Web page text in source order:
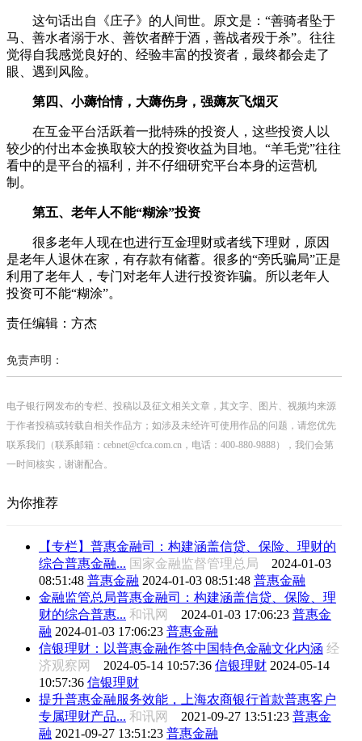
这句话出自《庄子》的人间世。原文是：“善骑者坠于
马、善水者溺于水、善饮者醉于酒，善战者殁于杀”。往往
觉得自我感觉良好的、经验丰富的投资者，最终都会走了
眼、遇到风险。
第四、小薅怡情，大薅伤身，强薅灰飞烟灭
在互金平台活跃着一批特殊的投资人，这些投资人以
较少的付出本金换取较大的投资收益为目地。“羊毛党”往往
看中的是平台的福利，并不仔细研究平台本身的运营机
制。
第五、老年人不能“糊涂”投资
很多老年人现在也进行互金理财或者线下理财，原因
是老年人退休在家，有存款有储蓄。很多的“旁氏骗局”正是
利用了老年人，专门对老年人进行投资诈骗。所以老年人
投资可不能“糊涂”。
责任编辑：方杰
免责声明：
电子银行网发布的专栏、投稿以及征文相关文章，其文字、图片、视频均来源
于作者投稿或转载自相关作品方；如涉及未经许可使用作品的问题，请您优先
联系我们（联系邮箱：cebnet@cfca.com.cn，电话：400-880-9888），我们会第
一时间核实，谢谢配合。
为你推荐
【专栏】普惠金融司：构建涵盖信贷、保险、理财的
综合普惠金融... 国家金融监督管理总局 2024-01-03
08:51:48 普惠金融 2024-01-03 08:51:48 普惠金融
金融监管总局普惠金融司：构建涵盖信贷、保险、理
财的综合普惠... 和讯网 2024-01-03 17:06:23 普惠金
融 2024-01-03 17:06:23 普惠金融
信银理财：以普惠金融作答中国特色金融文化内涵 经
济观察网 2024-05-14 10:57:36 信银理财 2024-05-14
10:57:36 信银理财
提升普惠金融服务效能，上海农商银行首款普惠客户
专属理财产品... 和讯网 2021-09-27 13:51:23 普惠金
融 2021-09-27 13:51:23 普惠金融